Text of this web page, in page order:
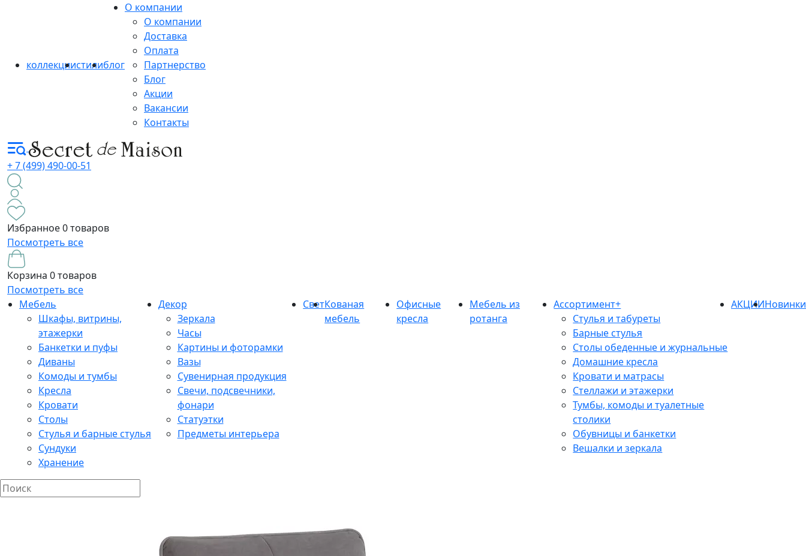
коллекциистилиблог
О компании
О компании
Доставка
Оплата
Партнерство
Блог
Акции
Вакансии
Контакты
+ 7 (499) 490-00-51
Избранное0 товаров
Посмотреть все
Корзина 0 товаров
Посмотреть все
Мебель
Шкафы, витрины,
этажерки
Банкетки и пуфы
Диваны
Комоды и тумбы
Кресла
Кровати
Столы
Стулья и барные стулья
Сундуки
Хранение
Декор
Зеркала
Часы
Картины и фоторамки
Вазы
Сувенирная продукция
Свечи, подсвечники,
фонари
Статуэтки
Предметы интерьера
СветКованая
мебель
Офисные
кресла
Мебель из
ротанга
Ассортимент+
Стулья и табуреты
Барные стулья
Столы обеденные и журнальные
Домашние кресла
Кровати и матрасы
Стеллажи и этажерки
Тумбы, комоды и туалетные
столики
Обувницы и банкетки
Вешалки и зеркала
АКЦИИНовинки